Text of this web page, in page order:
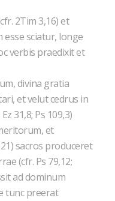
2Tim 3,16) et
sciatur, longe
verbis praedixit et
divina gratia
et velut cedrus in
31,8; Ps 109,3)
et
sacros produceret
(cfr. Ps 79,12;
ad dominum
tunc preerat